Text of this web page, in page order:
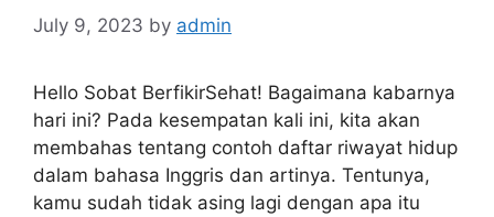
July 9, 2023 by admin
Hello Sobat BerfikirSehat! Bagaimana kabarnya
hari ini? Pada kesempatan kali ini, kita akan
membahas tentang contoh daftar riwayat hidup
dalam bahasa Inggris dan artinya. Tentunya,
kamu sudah tidak asing lagi dengan apa itu